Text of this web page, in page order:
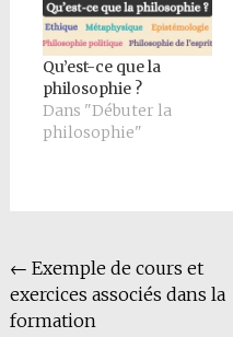
Qu’est-ce que la
philosophie ?
Dans "Débuter la
philosophie"
Navigation
de
← Exemple de cours et
exercices associés dans la
formation